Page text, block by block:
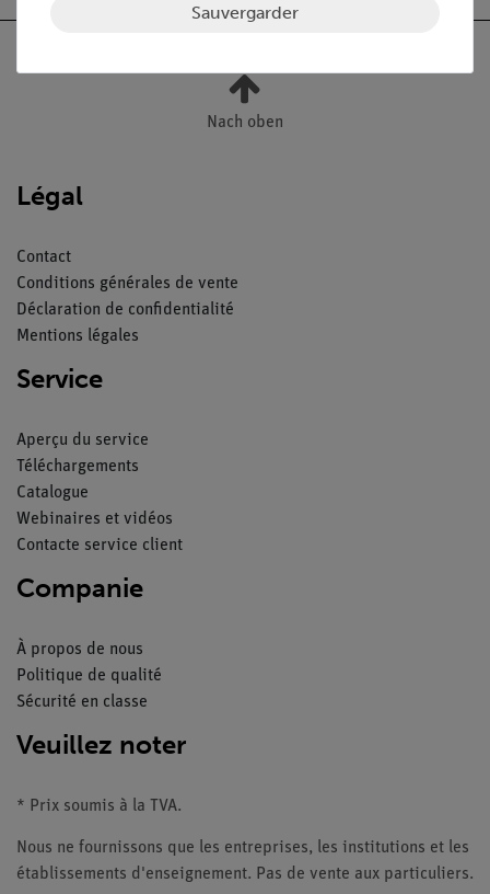
Nach oben
Légal
Contact
Conditions générales de vente
Déclaration de confidentialité
Mentions légales
Service
Aperçu du service
Téléchargements
Catalogue
Webinaires et vidéos
Contacte service client
Companie
À propos de nous
Politique de qualité
Sécurité en classe
Veuillez noter
* Prix soumis à la TVA.
Nous ne fournissons que les entreprises, les institutions et les
établissements d'enseignement. Pas de vente aux particuliers.
Sauvergarder